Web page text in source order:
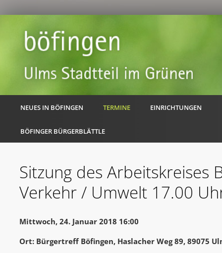
NEUES IN BÖFINGEN TERMINE EINRICHTUNGEN
BÖFINGER BÜRGERBLÄTTLE
Sitzung des Arbeitskreises
Verkehr / Umwelt 17.00
Mittwoch, 24. Januar 2018 16:00
Ort: Bürgertreff Böfingen, Haslacher Weg 89, 89075